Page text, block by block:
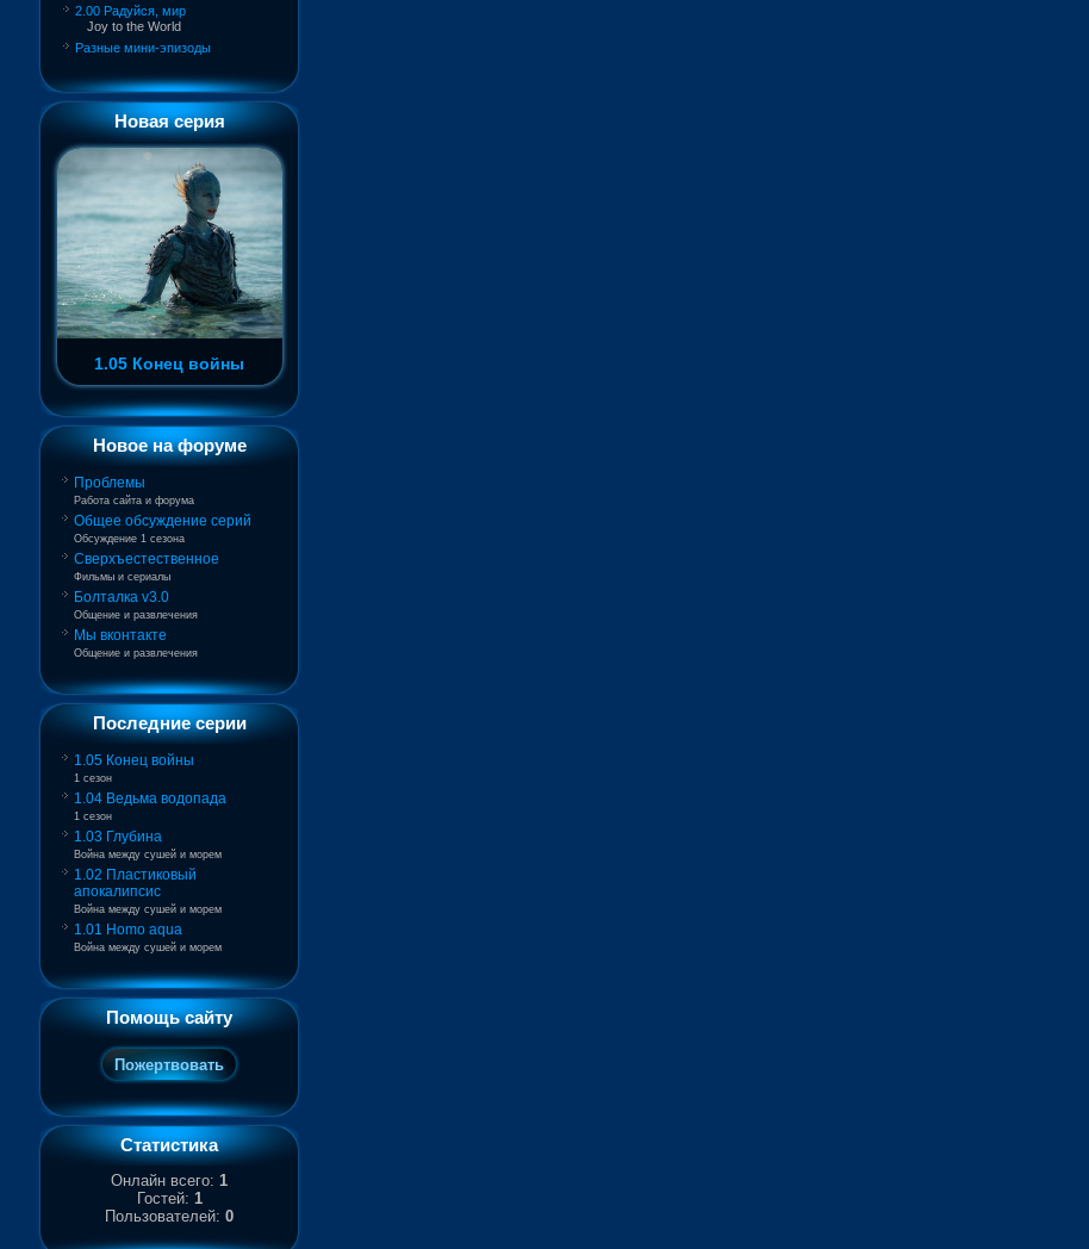
2.00 Радуйся, мир
Joy to the World
Разные мини-эпизоды
Новая серия
1.05 Конец войны
Новое на форуме
Проблемы
Работа сайта и форума
Общее обсуждение серий
Обсуждение 1 сезона
Сверхъестественное
Фильмы и сериалы
Болталка v3.0
Общение и развлечения
Мы вконтакте
Общение и развлечения
Последние серии
1.05 Конец войны
1 сезон
1.04 Ведьма водопада
1 сезон
1.03 Глубина
Война между сушей и морем
1.02 Пластиковый
апокалипсис
Война между сушей и морем
1.01 Homo aqua
Война между сушей и морем
Помощь сайту
Статистика
Онлайн всего: 1
Гостей: 1
Пользователей: 0